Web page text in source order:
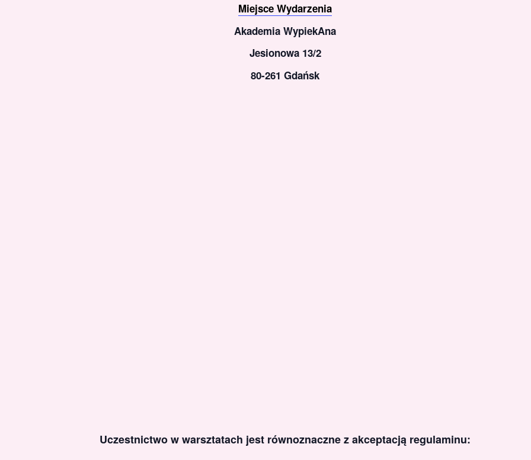
Miejsce Wydarzenia
Akademia WypiekAna
Jesionowa 13/2
80-261 Gdańsk
Uczestnictwo w warsztatach jest równoznaczne z akceptacją regulaminu: